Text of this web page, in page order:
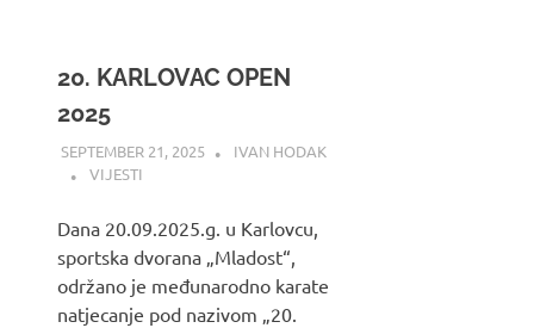
20. KARLOVAC OPEN
2025
SEPTEMBER 21, 2025
IVAN HODAK
VIJESTI
Dana 20.09.2025.g. u Karlovcu,
sportska dvorana „Mladost“,
održano je međunarodno karate
natjecanje pod nazivom „20.